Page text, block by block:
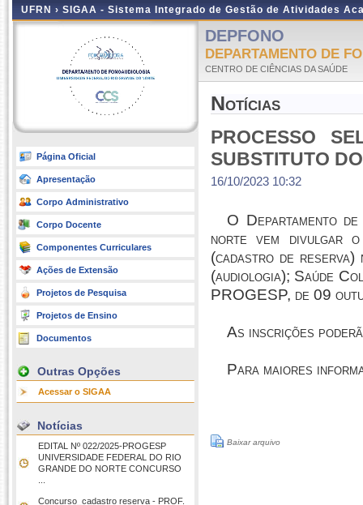
UFRN › SIGAA - Sistema Integrado de Gestão de Atividades
Página Oficial
Apresentação
Corpo Administrativo
Corpo Docente
Componentes Curriculares
Ações de Extensão
Projetos de Pesquisa
Projetos de Ensino
Documentos
Outras Opções
Acessar o SIGAA
Notícias
EDITAL Nº 022/2025-PROGESP
UNIVERSIDADE FEDERAL DO RIO
GRANDE DO NORTE CONCURSO
Concurso_cadastro reserva - PROF.
DEPFONO
DEPARTAMENTO DE
CENTRO DE CIÊNCIAS DA SAÚDE
Notícias
PROCESSO
SUBSTITUTO
16/10/2023 10:32
O Departamento
norte vem divulgar
(cadastro de reserva)
(audiologia); Saúde
PROGESP, de 09
As inscrições
Para maiores
Baixar arquivo